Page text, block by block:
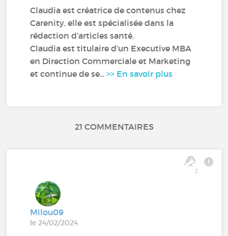
Claudia est créatrice de contenus chez
Carenity, elle est spécialisée dans la
rédaction d’articles santé.
Claudia est titulaire d’un Executive MBA
en Direction Commerciale et Marketing
et continue de se...>> En savoir plus
21 COMMENTAIRES
2
Milou09
le 24/02/2024